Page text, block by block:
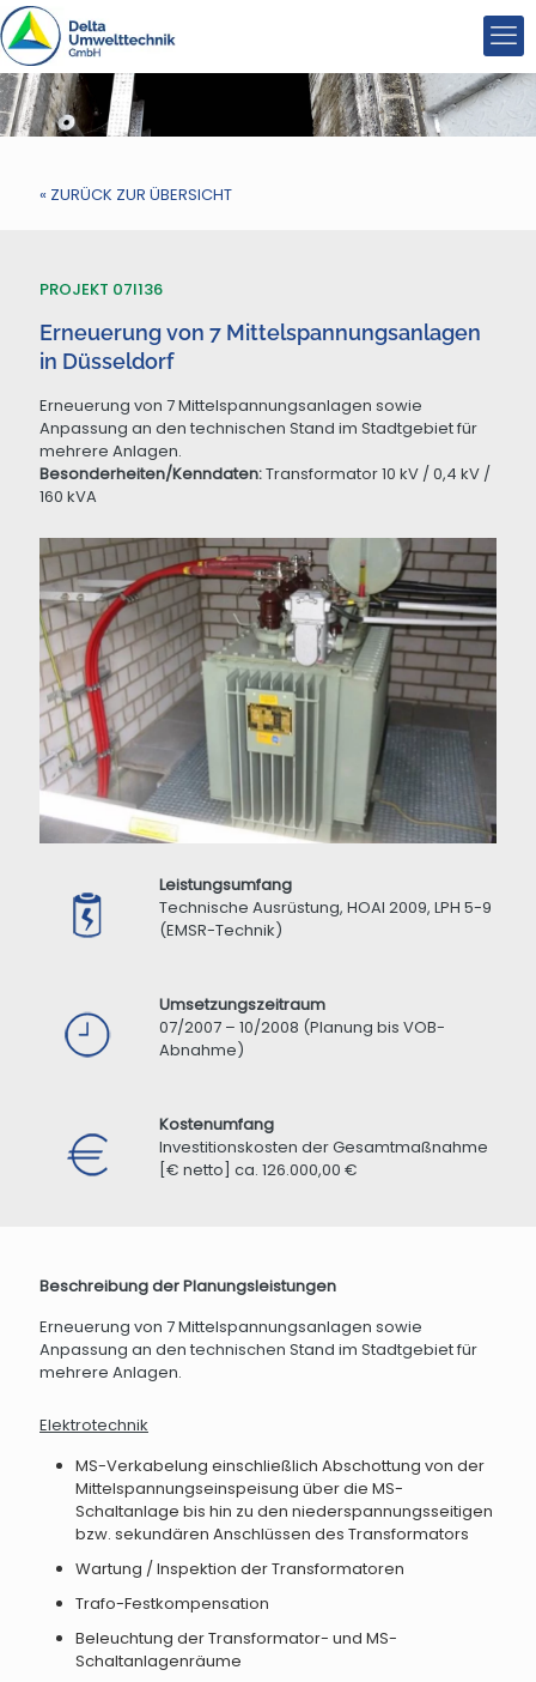
« ZURÜCK ZUR ÜBERSICHT
PROJEKT 07I136
Erneuerung von 7 Mittelspannungsanlagen
in Düsseldorf
Erneuerung von 7 Mittelspannungsanlagen sowie
Anpassung an den technischen Stand im Stadtgebiet für
mehrere Anlagen.
Besonderheiten/Kenndaten:Transformator 10 kV / 0,4 kV /
160 kVA
Leistungsumfang
Technische Ausrüstung, HOAI 2009, LPH 5-9
(EMSR-Technik)
Umsetzungszeitraum
07/2007 – 10/2008 (Planung bis VOB-
Abnahme)
Kostenumfang
Investitionskosten der Gesamtmaßnahme
[€ netto] ca. 126.000,00 €
Beschreibung der Planungsleistungen
Erneuerung von 7 Mittelspannungsanlagen sowie
Anpassung an den technischen Stand im Stadtgebiet für
mehrere Anlagen.
Elektrotechnik
MS-Verkabelung einschließlich Abschottung von der
Mittelspannungseinspeisung über die MS-
Schaltanlage bis hin zu den niederspannungsseitigen
bzw. sekundären Anschlüssen des Transformators
Wartung / Inspektion der Transformatoren
Trafo-Festkompensation
Beleuchtung der Transformator- und MS-
Schaltanlagenräume